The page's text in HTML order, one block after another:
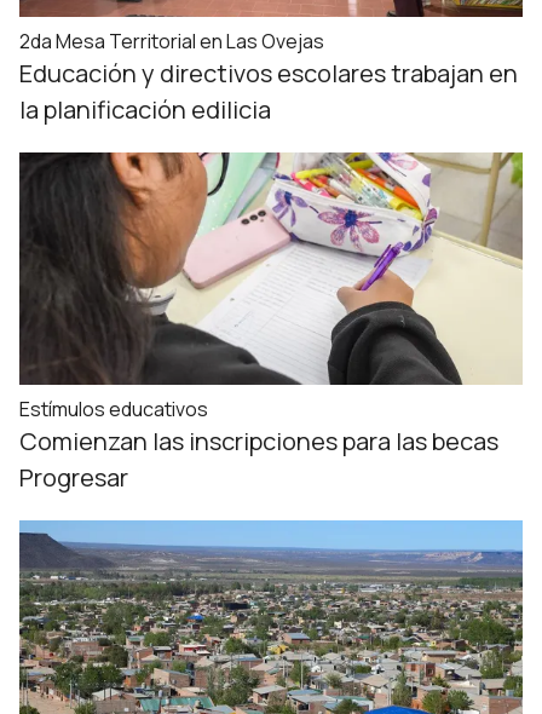
2da Mesa Territorial en Las Ovejas
Educación y directivos escolares trabajan en
la planificación edilicia
Estímulos educativos
Comienzan las inscripciones para las becas
Progresar